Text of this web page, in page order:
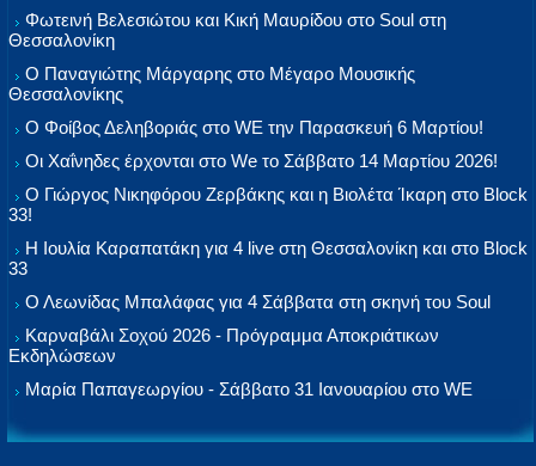
Φωτεινή Βελεσιώτου και Κική Μαυρίδου στο Soul στη
Θεσσαλονίκη
Ο Παναγιώτης Μάργαρης στο Μέγαρο Μουσικής
Θεσσαλονίκης
Ο Φοίβος Δεληβοριάς στο WE την Παρασκευή 6 Μαρτίου!
Οι Χαΐνηδες έρχονται στο We το Σάββατο 14 Μαρτίου 2026!
Ο Γιώργος Νικηφόρου Ζερβάκης και η Βιολέτα Ίκαρη στο Block
33!
Η Ιουλία Καραπατάκη για 4 live στη Θεσσαλονίκη και στο Block
33
Ο Λεωνίδας Μπαλάφας για 4 Σάββατα στη σκηνή του Soul
Καρναβάλι Σοχού 2026 - Πρόγραμμα Αποκριάτικων
Εκδηλώσεων
Μαρία Παπαγεωργίου - Σάββατο 31 Ιανουαρίου στο WE